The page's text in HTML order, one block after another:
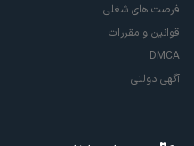
فرصت های شغلی
قوانین و مقررات
DMCA
آگهی دولتی